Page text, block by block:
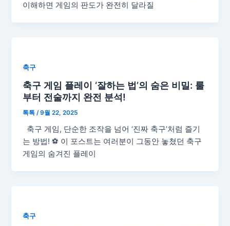
이해하면 게임의 판도가 완전히 달라질
축구
축구 게임 플레이 ‘잘하는 법’의 숨은 비밀: 룰
부터 전술까지 완전 분석!
톡톡 /9월 22, 2025
축구 게임, 단순한 조작을 넘어 ‘진짜 축구’처럼 즐기
는 방법! ⚽ 이 포스트는 여러분이 그동안 놓쳤던 축구
게임의 숨겨진 플레이
축구